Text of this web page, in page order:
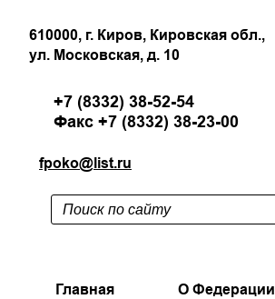
610000, г. Киров, Кировская обл.,
ул. Московская, д. 10
+7 (8332) 38-52-54
Факс +7 (8332) 38-23-00
fpoko@list.ru
Главная О Федерации